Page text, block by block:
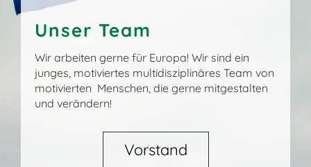
Unser Team
Wir arbeiten gerne für Europa! Wir sind ein
junges, motiviertes multidisziplinäres Team von
motivierten Menschen, die gerne mitgestalten
und verändern!
Vorstand